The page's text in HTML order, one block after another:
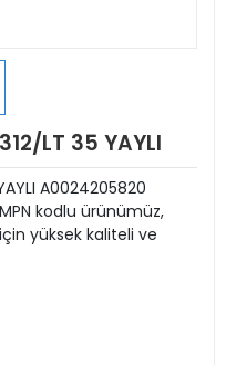
LT 35 YAYLI
YAYLI A0024205820
kodlu ürünümüz,
yüksek kaliteli ve